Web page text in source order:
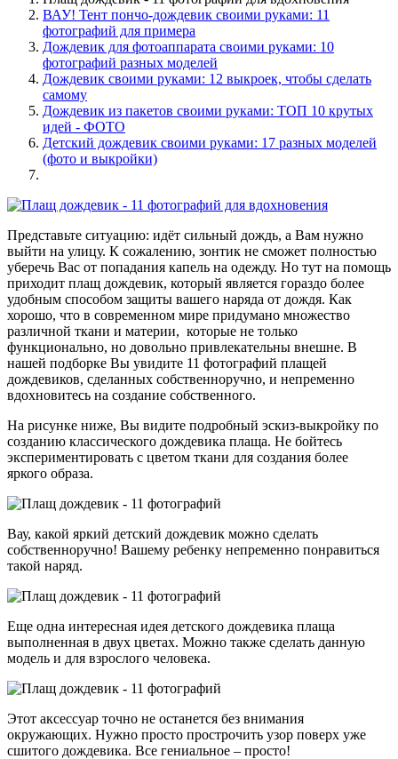
ВАУ! Тент пончо-дождевик своими руками: 11
фотографий для примера
Дождевик для фотоаппарата своими руками: 10
фотографий разных моделей
Дождевик своими руками: 12 выкроек, чтобы сделать
самому
Дождевик из пакетов своими руками: ТОП 10 крутых
идей - ФОТО
Детский дождевик своими руками: 17 разных моделей
(фото и выкройки)
Представьте ситуацию: идёт сильный дождь, а Вам нужно
выйти на улицу. К сожалению, зонтик не сможет полностью
уберечь Вас от попадания капель на одежду. Но тут на помощь
приходит плащ дождевик, который является гораздо более
удобным способом защиты вашего наряда от дождя. Как
хорошо, что в современном мире придумано множество
различной ткани и материи, которые не только
функционально, но довольно привлекательны внешне. В
нашей подборке Вы увидите 11 фотографий плащей
дождевиков, сделанных собственноручно, и непременно
вдохновитесь на создание собственного.
На рисунке ниже, Вы видите подробный эскиз-выкройку по
созданию классического дождевика плаща. Не бойтесь
экспериментировать с цветом ткани для создания более
яркого образа.
Вау, какой яркий детский дождевик можно сделать
собственноручно! Вашему ребенку непременно понравиться
такой наряд.
Еще одна интересная идея детского дождевика плаща
выполненная в двух цветах. Можно также сделать данную
модель и для взрослого человека.
Этот аксессуар точно не останется без внимания
окружающих. Нужно просто прострочить узор поверх уже
сшитого дождевика. Все гениальное – просто!